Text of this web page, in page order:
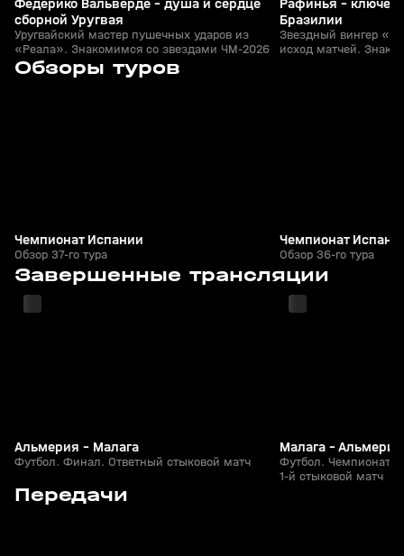
сборной Уругвая
Уругвайский мастер пушечных ударов из
«Реала». Знакомимся со звездами ЧМ-2026
Бразилии
Звездный вингер
исход матчей.
Обзоры туров
18 мая, 23:03
Чемпионат Испании
Обзор 37-го тура
15 мая, 21:50
Чемпионат
Обзор 36-го тура
Завершенные трансляции
20 июн, 22:20
Альмерия - Малага
Футбол. Финал. Ответный стыковой матч
Малага - Альмерия
Футбол. Чемпионат
1-й стыковой матч
Передачи
06 авг, 22:47